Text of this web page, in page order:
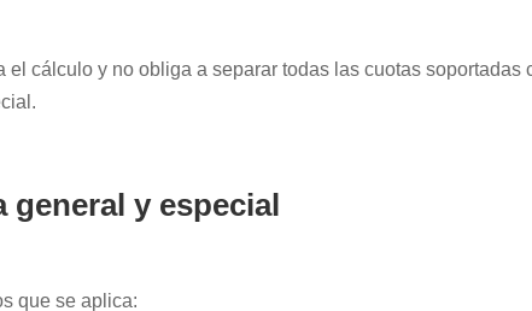
cálculo y no obliga a separar todas las cuotas soportadas
y especial
que se aplica: